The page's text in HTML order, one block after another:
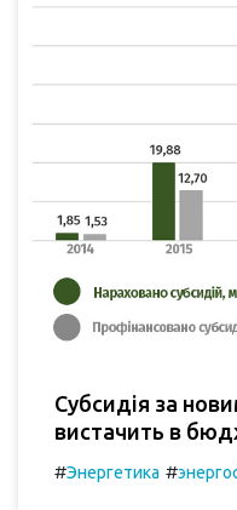
Субсидія за
вистачить в
#Энергетика #